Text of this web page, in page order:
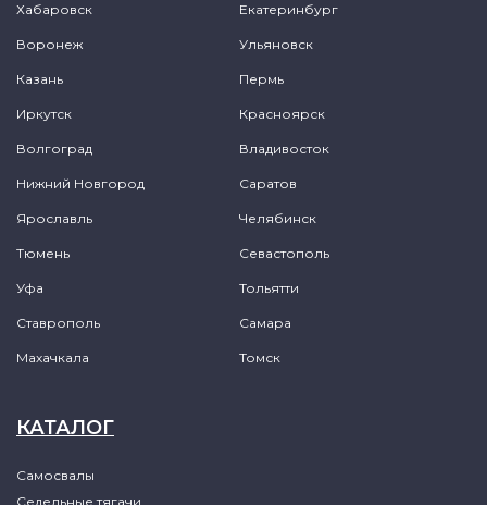
Хабаровск Екатеринбург
Воронеж Ульяновск
Казань Пермь
Иркутск Красноярск
Волгоград Владивосток
Нижний Новгород Саратов
Ярославль Челябинск
Тюмень Севастополь
Уфа Тольятти
Ставрополь Самара
Махачкала Томск
КАТАЛОГ
Самосвалы
Седельные тягачи